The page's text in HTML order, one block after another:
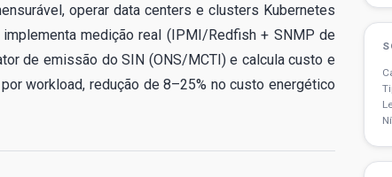
operar data centers e clusters Kubernetes
medição real (IPMI/Redfish + SNMP de
de emissão do SIN (ONS/MCTI) e calcula custo e
workload, redução de 8–25% no custo energético